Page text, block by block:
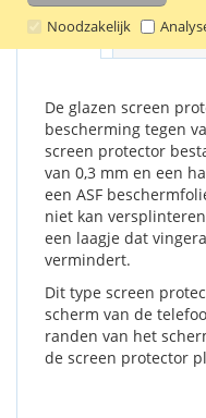
Noodzakelijk
Details
De glazen screen
bescherming tegen
screen protector
van 0,3 mm en een
een ASF
niet kan
een laagje dat
vermindert.
Dit type screen
scherm van de
randen van het
de screen protector